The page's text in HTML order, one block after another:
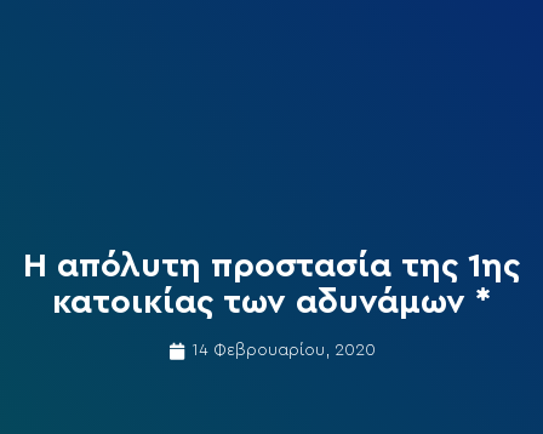
Η απόλυτη προστασία της 1ης
κατοικίας των αδυνάμων *
14 Φεβρουαρίου, 2020